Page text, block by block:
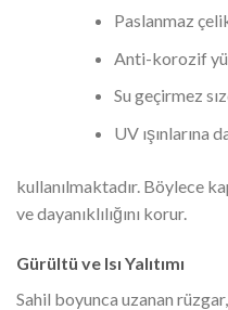
Paslanmaz
Anti-korozif
Su geçirmez
UV ışınlarına
kullanılmaktadır. Böylece
ve dayanıklılığını korur.
Gürültü ve Isı Yalıtımı
Sahil boyunca uzanan